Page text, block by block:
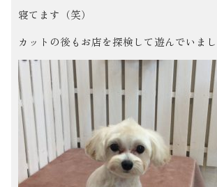
寝てます（笑）
カットの後もお店を探検して遊んでいま